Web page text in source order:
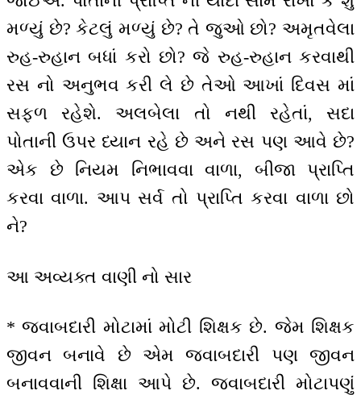
મળ્યું છે? કેટલું મળ્યું છે? તે જુઓ છો? અમૃતવેલા
રુહ-રુહાન બધાં કરો છો? જે રુહ-રુહાન કરવાથી
રસ નો અનુભવ કરી લે છે તેઓ આખાં દિવસ માં
સફળ રહેશે. અલબેલા તો નથી રહેતાં, સદા
પોતાની ઉપર ધ્યાન રહે છે અને રસ પણ આવે છે?
એક છે નિયમ નિભાવવા વાળા, બીજા પ્રાપ્તિ
કરવા વાળા. આપ સર્વ તો પ્રાપ્તિ કરવા વાળા છો
ને?
આ અવ્યક્ત વાણી નો સાર
* જવાબદારી મોટામાં મોટી શિક્ષક છે. જેમ શિક્ષક
જીવન બનાવે છે એમ જવાબદારી પણ જીવન
બનાવવાની શિક્ષા આપે છે. જવાબદારી મોટાપણું